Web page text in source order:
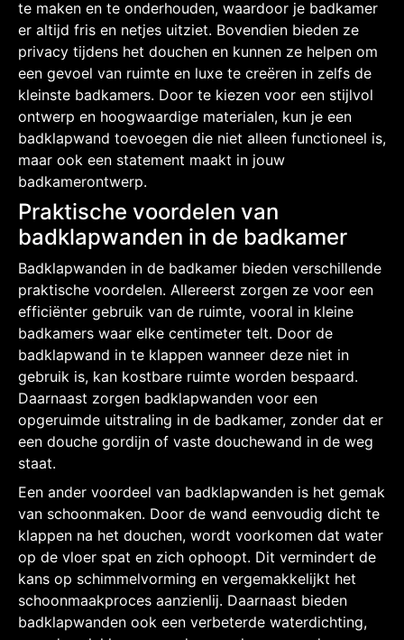
te maken en te onderhouden, waardoor je badkamer
er altijd fris en netjes uitziet. Bovendien bieden ze
privacy tijdens het douchen en kunnen ze helpen om
een gevoel van ruimte en luxe te creëren in zelfs de
kleinste badkamers. Door te kiezen voor een stijlvol
ontwerp en hoogwaardige materialen, kun je een
badklapwand toevoegen die niet alleen functioneel is,
maar ook een statement maakt in jouw
badkamerontwerp.
Praktische voordelen van
badklapwanden in de badkamer
Badklapwanden in de badkamer bieden verschillende
praktische voordelen. Allereerst zorgen ze voor een
efficiënter gebruik van de ruimte, vooral in kleine
badkamers waar elke centimeter telt. Door de
badklapwand in te klappen wanneer deze niet in
gebruik is, kan kostbare ruimte worden bespaard.
Daarnaast zorgen badklapwanden voor een
opgeruimde uitstraling in de badkamer, zonder dat er
een douche gordijn of vaste douchewand in de weg
staat.
Een ander voordeel van badklapwanden is het gemak
van schoonmaken. Door de wand eenvoudig dicht te
klappen na het douchen, wordt voorkomen dat water
op de vloer spat en zich ophoopt. Dit vermindert de
kans op schimmelvorming en vergemakkelijkt het
schoonmaakproces aanzienlij. Daarnaast bieden
badklapwanden ook een verbeterde waterdichting,